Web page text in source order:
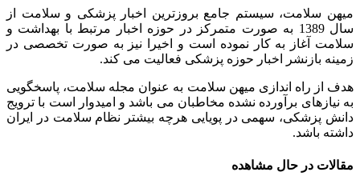
میهن سلامت، سیستم جامع بروزترین اخبار پزشکی و سلامت از
سال 1389 به صورت متمرکز در حوزه اخبار مرتبط با بهداشت و
سلامت آغاز به کار نموده است و اخیرا نیز به صورت تخصصی در
زمینه بازنشر اخبار حوزه پزشکی فعالیت می کند.
هدف از راه اندازی میهن سلامت به عنوان مجله سلامت، پاسخگویی
به نیازهای برآورده نشده مخاطبان می باشد و امیدوار است با ترویج
دانش پزشکی، سهمی در پویایی هرچه بیشتر نظام سلامت در ایران
داشته باشد.
مقالات در حال مشاهده